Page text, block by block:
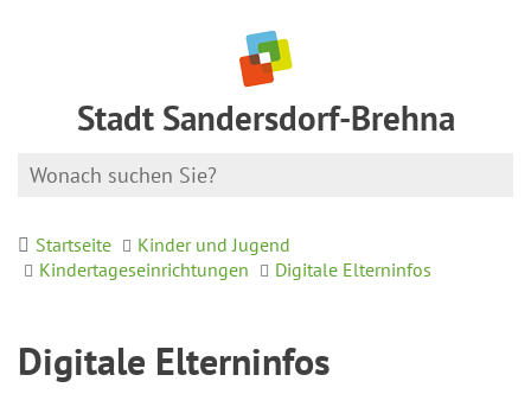
Stadt Sandersdorf-Brehna
Startseite
Kinder und Jugend
Kindertageseinrichtungen
Digitale Elterninfos
Digitale Elterninfos